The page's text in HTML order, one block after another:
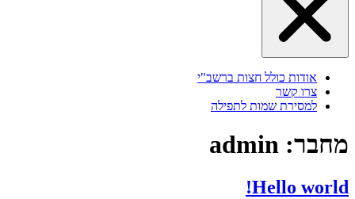
אודות כולל חצות ברשב"י
צרו קשר
למסירת שמות לתפילה
מחבר: admin
Hello world!